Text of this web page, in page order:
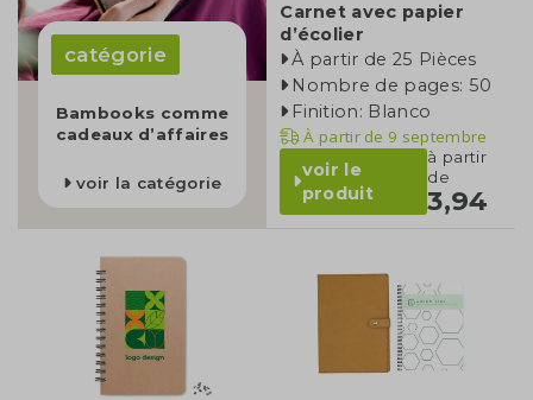
catégorie
Bambooks comme
cadeaux d’affaires
voir la catégorie
Carnet avec papier
d’écolier
À partir de 25 Pièces
Nombre de pages: 50
Finition: Blanco
À partir de 9 septembre
voir le
produit
à partir
de
3,94